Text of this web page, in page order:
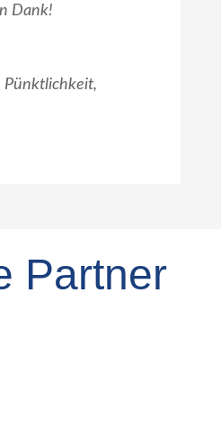
Dank!
Pünktlichkeit,
Partner